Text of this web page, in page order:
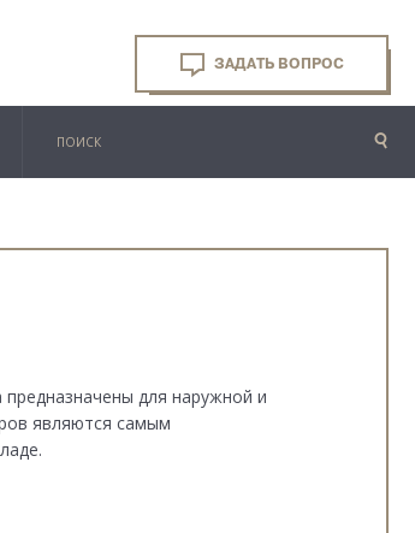
ЗАДАТЬ ВОПРОС
для наружной и
являются самым